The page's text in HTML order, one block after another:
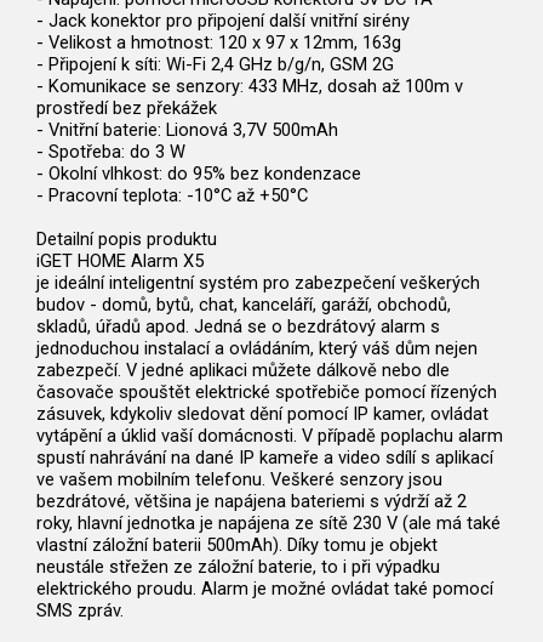
- Jack konektor pro připojení další vnitřní sirény
- Velikost a hmotnost: 120 x 97 x 12mm, 163g
- Připojení k síti: Wi-Fi 2,4 GHz b/g/n, GSM 2G
- Komunikace se senzory: 433 MHz, dosah až 100m v
prostředí bez překážek
- Vnitřní baterie: Lionová 3,7V 500mAh
- Spotřeba: do 3 W
- Okolní vlhkost: do 95% bez kondenzace
- Pracovní teplota: -10°C až +50°C
Detailní popis produktu
iGET HOME Alarm X5
je ideální inteligentní systém pro zabezpečení veškerých
budov - domů, bytů, chat, kanceláří, garáží, obchodů,
skladů, úřadů apod. Jedná se o bezdrátový alarm s
jednoduchou instalací a ovládáním, který váš dům nejen
zabezpečí. V jedné aplikaci můžete dálkově nebo dle
časovače spouštět elektrické spotřebiče pomocí řízených
zásuvek, kdykoliv sledovat dění pomocí IP kamer, ovládat
vytápění a úklid vaší domácnosti. V případě poplachu alarm
spustí nahrávání na dané IP kameře a video sdílí s aplikací
ve vašem mobilním telefonu. Veškeré senzory jsou
bezdrátové, většina je napájena bateriemi s výdrží až 2
roky, hlavní jednotka je napájena ze sítě 230 V (ale má také
vlastní záložní baterii 500mAh). Díky tomu je objekt
neustále střežen ze záložní baterie, to i při výpadku
elektrického proudu. Alarm je možné ovládat také pomocí
SMS zpráv.